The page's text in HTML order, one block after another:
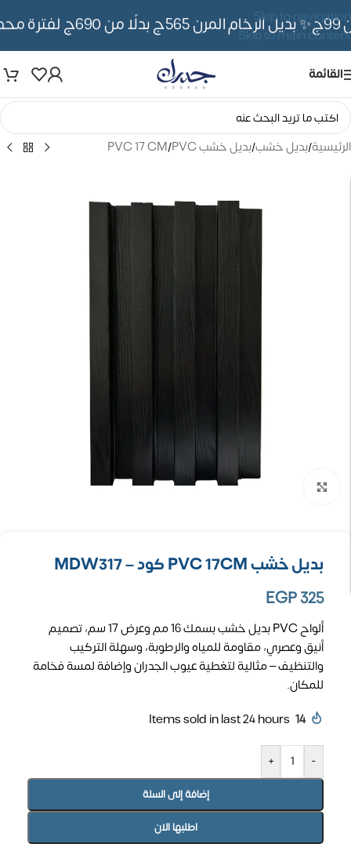
Skip to navigation
Skip to main content
✨ بديل الرخام المرن 565ج بدلًا من 690ج لفترة محدوده
القائمة
الرئيسية/بديل خشب/بديل خشب PVC /
PVC 17 CM
بديل خشب PVC 17CM كود – MDW317
EGP325
ألواح PVC بديل خشب بسمك 16 مم وعرض 17 سم، تصميم
أنيق وعصري، مقاومة للمياه والرطوبة، وسهلة التركيب
والتنظيف – مثالية لتغطية عيوب الجدران وإضافة لمسة فخامة
للمكان.
14
Items sold in last 24 hours
-
+
إضافة إلى السلة
اطلبها الان